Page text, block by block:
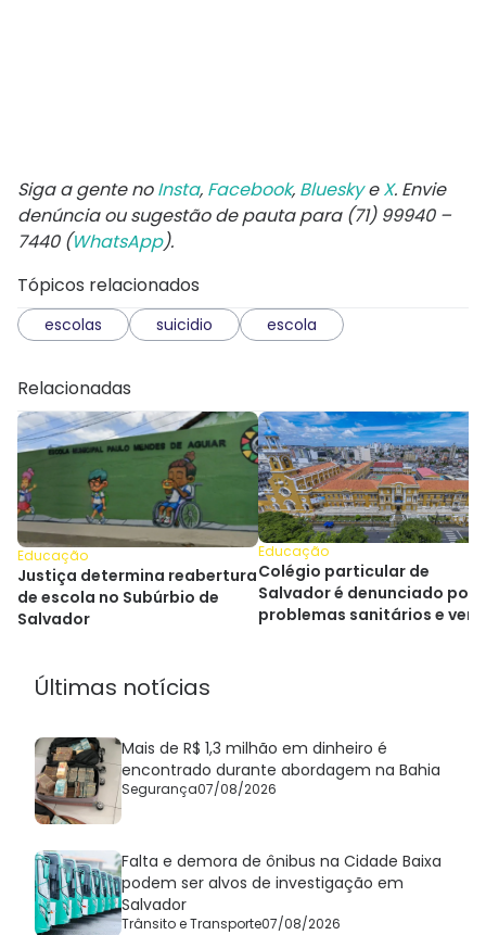
Siga a gente noInsta, Facebook, BlueskyeX. Envie
denúncia ou sugestão de pauta para (71) 99940 –
7440 (WhatsApp).
Tópicos relacionados
escolas suicidio escola
Relacionadas
Educação
Justiça determina reabertura
de escola no Subúrbio de
Salvador
Educação
Colégio particular de
Salvador é denunciado por
problemas sanitários e
Últimas notícias
Mais de R$ 1,3 milhão em dinheiro é
encontrado durante abordagem na Bahia
Segurança07/08/2026
Falta e demora de ônibus na Cidade Baixa
podem ser alvos de investigação em
Salvador
Trânsito e Transporte07/08/2026